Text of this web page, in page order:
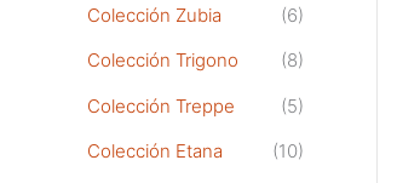
Colección Zubia
(6)
Colección Trigono
(8)
Colección Treppe
(5)
Colección Etana
(10)